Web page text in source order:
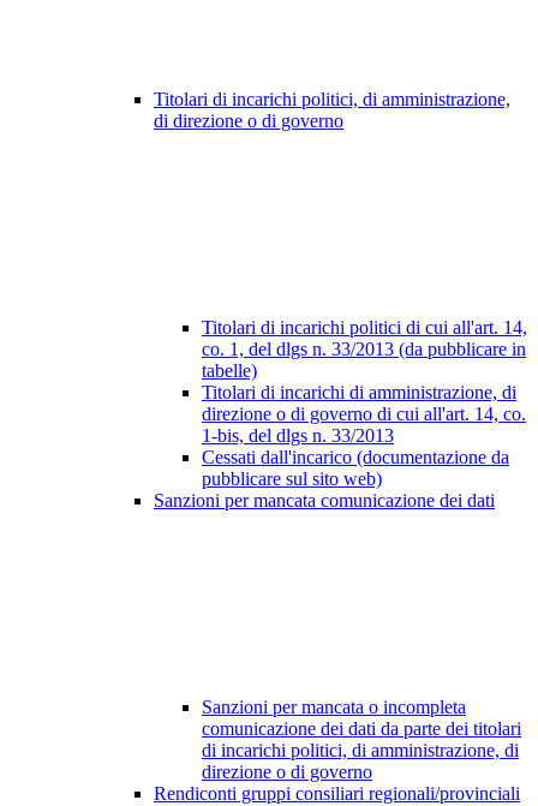
Titolari di incarichi politici, di amministrazione,
di direzione o di governo
Titolari di incarichi politici di cui all'art. 14,
co. 1, del dlgs n. 33/2013 (da pubblicare in
tabelle)
Titolari di incarichi di amministrazione, di
direzione o di governo di cui all'art. 14, co.
1-bis, del dlgs n. 33/2013
Cessati dall'incarico (documentazione da
pubblicare sul sito web)
Sanzioni per mancata comunicazione dei dati
Sanzioni per mancata o incompleta
comunicazione dei dati da parte dei titolari
di incarichi politici, di amministrazione, di
direzione o di governo
Rendiconti gruppi consiliari regionali/provinciali